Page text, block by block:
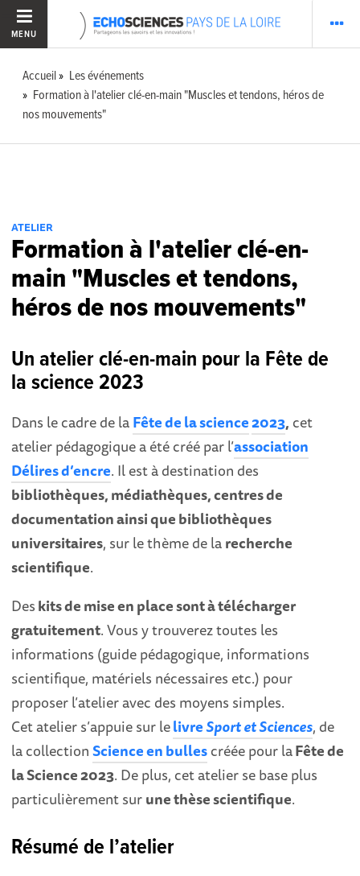
MENU
Accueil
Les événements
Formation à l'atelier clé-en-main "Muscles et tendons, héros de
nos mouvements"
ATELIER
Formation à l'atelier clé-en-
main "Muscles et tendons,
héros de nos mouvements"
Un atelier clé-en-main pour la Fête de
la science 2023
Dans le cadre de laFête de la science2023, cet
atelier pédagogique a été créé par l’association
Délires d’encre. Il est à destination des
bibliothèques, médiathèques, centres de
documentation ainsi que bibliothèques
universitaires, sur le thème de larecherche
scientifique.
Deskits de mise en place sontà télécharger
gratuitement. Vous y trouverez toutes les
informations (guide pédagogique, informations
scientifique, matériels nécessaires etc.) pour
proposer l’atelier avec des moyens simples.
Cet atelier s’appuie sur lelivreSport et Sciences, de
la collectionScience en bullescréée pour laFête de
la Science 2023. De plus, cet atelier se base plus
particulièrement surune thèse scientifique.
Résumé de l’atelier